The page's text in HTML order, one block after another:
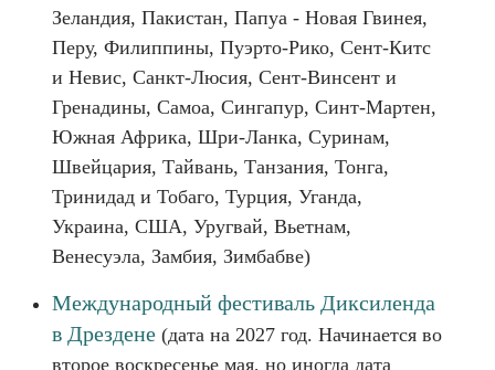
Зеландия, Пакистан, Папуа - Новая Гвинея,
Перу, Филиппины, Пуэрто-Рико, Сент-Китс
и Невис, Санкт-Люсия, Сент-Винсент и
Гренадины, Самоа, Сингапур, Синт-Мартен,
Южная Африка, Шри-Ланка, Суринам,
Швейцария, Тайвань, Танзания, Тонга,
Тринидад и Тобаго, Турция, Уганда,
Украина, США, Уругвай, Вьетнам,
Венесуэла, Замбия, Зимбабве)
Международный фестиваль Диксиленда
в Дрездене (дата на 2027 год. Начинается во
второе воскресенье мая, но иногда дата